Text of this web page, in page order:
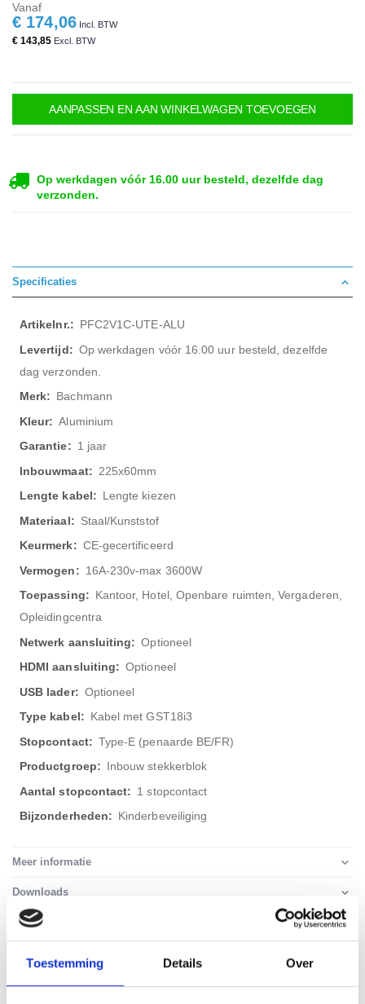
Toestemming Details Over
Vanaf
€ 174,06
€ 143,85
AANPASSEN EN AAN WINKELWAGEN TOEVOEGEN
Op werkdagen vóór 16.00 uur besteld, dezelfde dag
verzonden.
Specificaties
Meer
informatie
PFC2V1C-UTE-ALU
Op werkdagen vóór 16.00 uur besteld, dezelfde
dag verzonden.
Bachmann
Aluminium
1 jaar
225x60mm
Lengte kiezen
Staal/Kunststof
CE-gecertificeerd
16A-230v-max 3600W
Kantoor, Hotel, Openbare ruimten, Vergaderen,
Opleidingcentra
Optioneel
Optioneel
Optioneel
Kabel met GST18i3
Type-E (penaarde BE/FR)
Inbouw stekkerblok
1 stopcontact
Kinderbeveiliging
Meer informatie
Downloads